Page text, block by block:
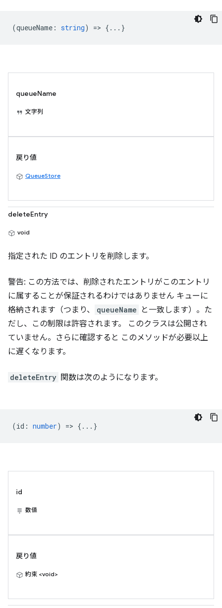
(queueName : string) => {...}
queueName
文字列
戻り値
QueueStore
deleteEntry
void
指定された ID のエントリを削除します。
警告: この方法では、削除されたエントリがこのエントリ
に属することが保証されるわけではありません キューに
格納されます（つまり、
queueName
と一致します）。た
だし、この制限は許容されます。 このクラスは公開され
ていません。さらに確認すると このメソッドが必要以上
に遅くなります。
deleteEntry 関数は次のようになります。
(id : number) => {...}
id
数値
戻り値
約束 <void>